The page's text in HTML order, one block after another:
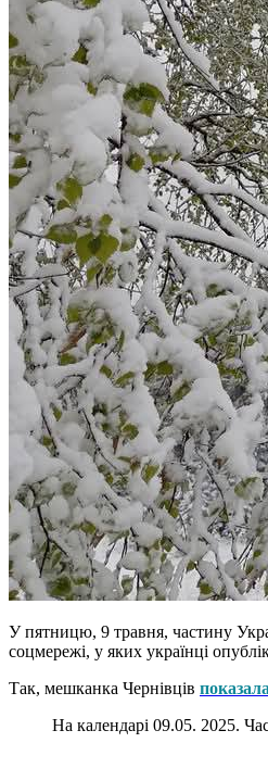
У пятницю, 9 травня, частину
соцмережі, у яких українці
Так, мешканка Чернівців показала
На календарі 09.05. 2025.